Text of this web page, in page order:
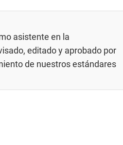
asistente en la
editado y aprobado por
de nuestrosestándares